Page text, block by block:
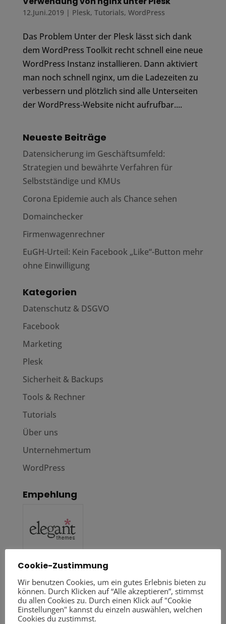
12.Juni.2019 | Plesk, Tutorials, WordPress
Das Problem Unter der Plesk lässt sich dank
dem WordPress Toolkit recht schnell eine neue
WordPress Instanz installieren. Dann aktiviert
man noch schnell nginx, um die Ladezeiten zu
verbessern und plötzlich sind alle Unterseiten
der WordPress-Website nicht aufrufbar....
Neueste Beiträge
Datensicherung im Geschäftsumfeld:
Strategien und bewährte Verfahren für
Selbstständige und KMUs
Corona Epidemie auch als Chance sehen
Domainchecker
Firmenwagenrechner
EuGH-Urteil: Kein Facebook „Like“-Button mehr
ohne Einwilligung
Kategorien
Datenschutz & DSGVO
Facebook
Marketing
Plesk
Sicherheit & Backups
Tools & Rechner
Tutorials
Über uns
Unternehmertum
WordPress
Empehlung
Cookie-Zustimmung
Wir benutzen Cookies, um ein gutes Erlebnis bieten zu
können. Durch Klicken auf “Alle akzeptieren”, stimmst
du allen Cookies zu. Durch einen Klick auf "Cookie
Einstellungen" kannst du einzeln auswählen, welchen
Cookies du zustimmst.